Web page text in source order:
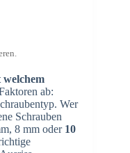
ab:
Wer
Schrauben
8 mm oder 10